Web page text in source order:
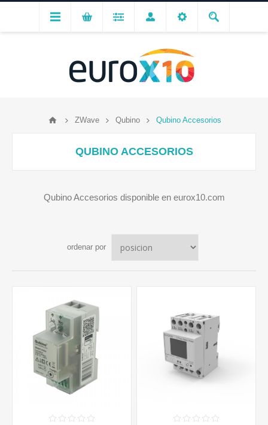
ZWave Qubino Qubino Accesorios
QUBINO ACCESORIOS
Qubino Accesorios disponible en eurox10.com
ordenar por